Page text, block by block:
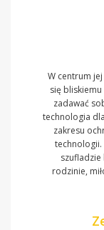
W centrum jej
się bliskiemu
zadawać
technologia
zakresu
technologii.
szufladzie
rodzinie,